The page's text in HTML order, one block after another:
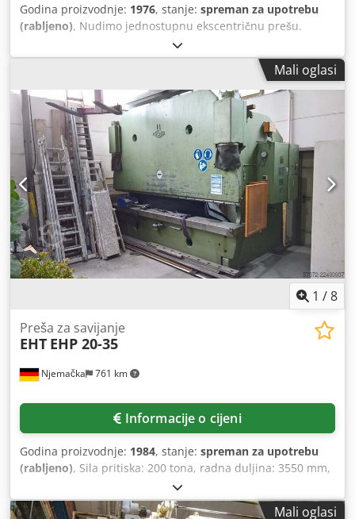
Godina proizvodnje: 1976, stanje: spreman za upotrebu
(rabljeno), Nudimo jednostupnu ekscentričnu prešu.
Snaga preše: 25 t, duljina izbacaja: 200 mm, podesivi
raspon hoda: 8 mm - 80 mm, maksimalni broj hodova: 180
hodova/min, površina stola (X/Y): 560 mm/400 mm,
površina klipa (X/Y): 355 mm/220 mm, podešavanje klipa:
50 mm, maksimalna visina ugradnje: 320 mm. Težina
stroja: cca 2150 kg. Moguća je pregledavanje stroja uz
prethodni dogovor. Cjdpfezrzp Uex Aptorf
Mali oglasi
1 /8
Njemačka 761 km
Preša za savijanje
EHT EHP 20-35
Informacije o cijeni
Godina proizvodnje: 1984, stanje: spreman za upotrebu
(rabljeno), Sila pritiska: 200 tona, radna duljina: 3550 mm,
prolaz: 3050 mm, duljina: 4000 mm, širina: 2000 mm,
visina: 3000 mm, težina 16 tona. Stroj je tehnički u
Mali oglasi